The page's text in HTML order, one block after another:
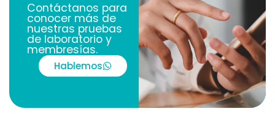
Contáctanos para
conocer más de
nuestras pruebas
de laboratorio y
membresías.
Hablemos